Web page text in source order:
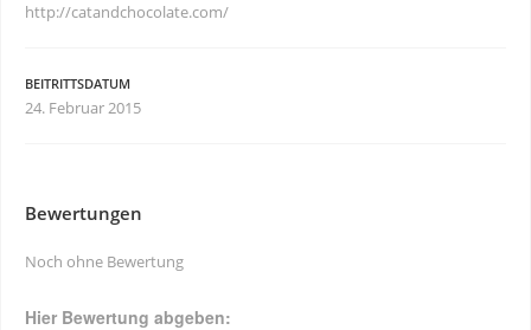
http://catandchocolate.com/
BEITRITTSDATUM
24. Februar 2015
Bewertungen
Noch ohne Bewertung
Hier Bewertung abgeben: